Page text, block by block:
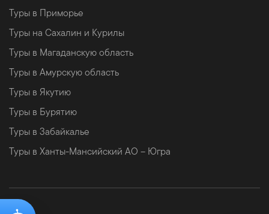
Туры в Приморье
Туры на Сахалин и Курилы
Туры в Магаданскую область
Туры в Амурскую область
Туры в Якутию
Туры в Бурятию
Туры в Забайкалье
Туры в Ханты-Мансийский АО – Югра